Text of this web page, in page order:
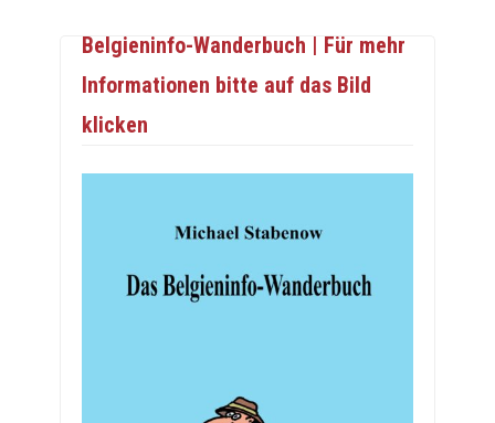
Belgieninfo-Wanderbuch | Für mehr
Informationen bitte auf das Bild
klicken